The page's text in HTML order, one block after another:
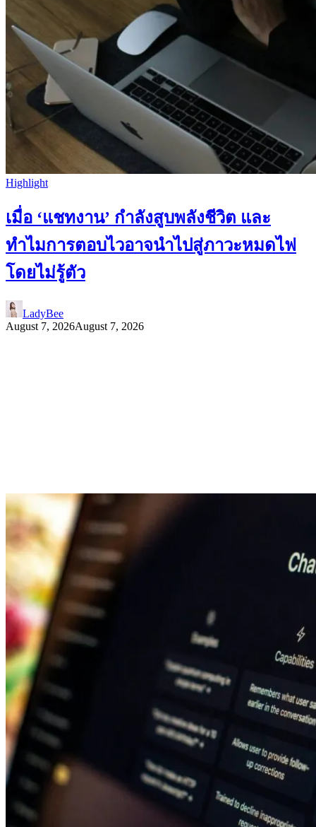
Highlight
เมื่อ ‘แชทงาน’ กำลังสูบพลังชีวิต และ
ทำไมการตอบไวอาจนำไปสู่ภาวะหมดไฟ
โดยไม่รู้ตัว
LadyBee
August 7, 2026August 7, 2026